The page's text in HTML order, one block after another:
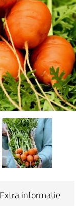
Extra informatie